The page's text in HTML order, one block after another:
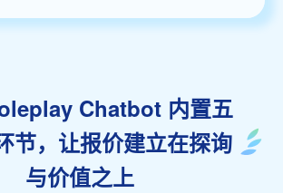
Chatbot 内置五
节，让报价建立在探询
与价值之上